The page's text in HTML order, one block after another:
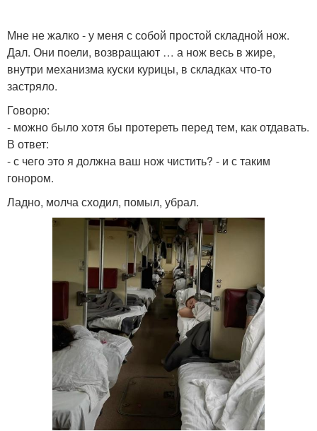
Мне не жалко - у меня с собой простой складной нож.
Дал. Они поели, возвращают … а нож весь в жире,
внутри механизма куски курицы, в складках что-то
застряло.
Говорю:
- можно было хотя бы протереть перед тем, как отдавать.
В ответ:
- с чего это я должна ваш нож чистить? - и с таким
гонором.
Ладно, молча сходил, помыл, убрал.